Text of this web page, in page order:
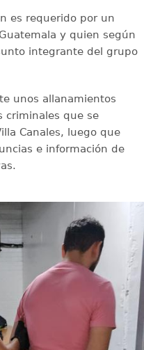
es requerido por un
y quien según
integrante del grupo
unos allanamientos
criminales que se
Canales, luego que
e información de